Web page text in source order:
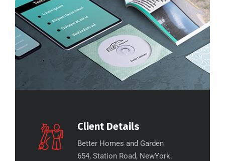
Client Details
Better Homes and Garden
654, Station Road, NewYork.